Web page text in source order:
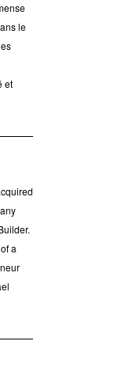
le
et
a